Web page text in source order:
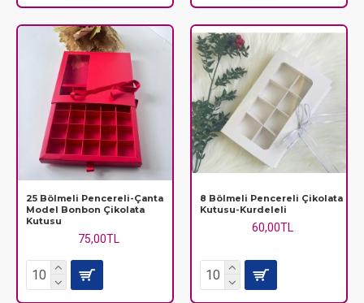
25 Bölmeli Pencereli-Çanta
Model Bonbon Çikolata
Kutusu
75,00TL
8 Bölmeli Pencereli Çikolata
Kutusu-Kurdeleli
60,00TL